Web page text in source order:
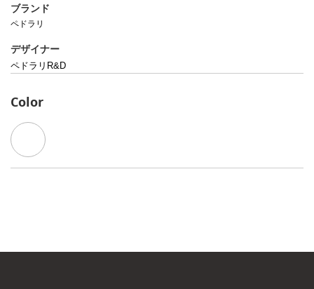
ブランド
ペドラリ
デザイナー
ペドラリR&D
Color